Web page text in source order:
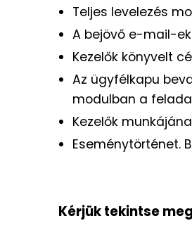
Teljes levelezés
A bejövő e-mail-
Kezelők könyvelt
Az ügyfélkapu
modulban a
Kezelők
Eseménytörténet.
Kérjük tekintse